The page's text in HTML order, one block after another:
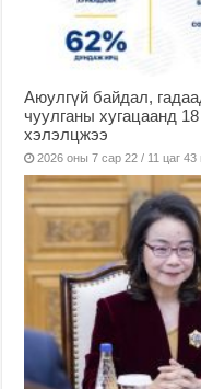
Аюулгүй байдал,
чуулганы хугацаанд
хэлэлцжээ
2026 оны 7 сар 22 / 11 цаг 43